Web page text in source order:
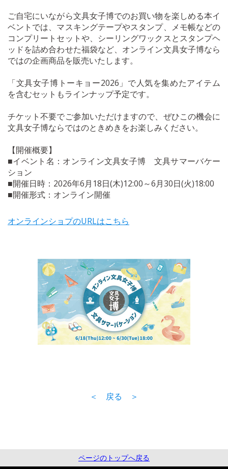
ご自宅にいながら文具女子博でのお買い物を楽しめる本イ
ベントでは、マスキングテープやスタンプ、メモ帳などの
コンプリートセットや、シーリングワックスとスタンプヘ
ッドを詰め合わせた福袋など、オンライン文具女子博なら
ではの企画商品を販売いたします。
「文具女子博トーキョー2026」で人気を集めたアイテム
を含むセットもラインナップ予定です。
チケット不要でご参加いただけますので、ぜひこの機会に
文具女子博ならではのときめきをお楽しみください。
【開催概要】
■イベント名：オンライン文具女子博 文具サマーバケー
ション
■開催日時：2026年6月18日(木)12:00～6月30日(火)18:00
■開催形式：オンライン開催
オンラインショプのURLはこちら
＜ 戻る ＞
ページのトップへ戻る